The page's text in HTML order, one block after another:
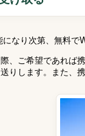
なり次第、無料で
、ご希望であれば
りします。また、